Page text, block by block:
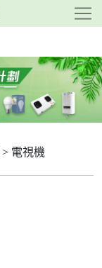
> 電視機